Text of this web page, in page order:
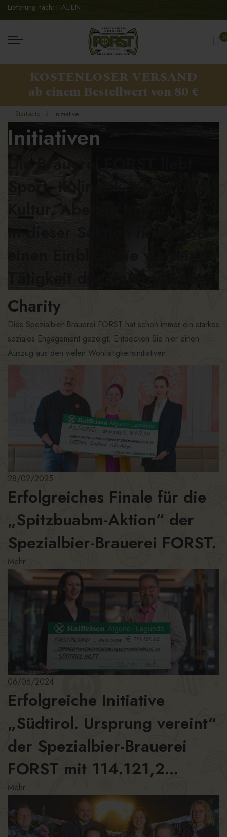
Lieferung nach: ITALIEN
0
KOSTENLOSER VERSAND
ab einem Bestellwert von 80 €
Startseite Iniziative
Initiativen
Die Brauerei FORST liebt
Sport, Kulinarik, Kunst und
Kultur. Aber nicht nur.
In dieser Sektion finden Sie
einen Einblick die vielseitige
Tätigkeit des Unternehmens.
Charity
Dies Spezialbier-Brauerei FORST hat schon immer ein starkes
soziales Engagement gezeigt. Entdecken Sie hier einen
Auszug aus den vielen Wohltätigkeitsinitiativen.
28/02/2025
Erfolgreiches Finale für die
„Spitzbuabm-Aktion“ der
Spezialbier-Brauerei FORST.
Mehr
06/06/2024
Erfolgreiche Initiative
„Südtirol. Ursprung vereint“
der Spezialbier-Brauerei
FORST mit 114.121,2...
Mehr